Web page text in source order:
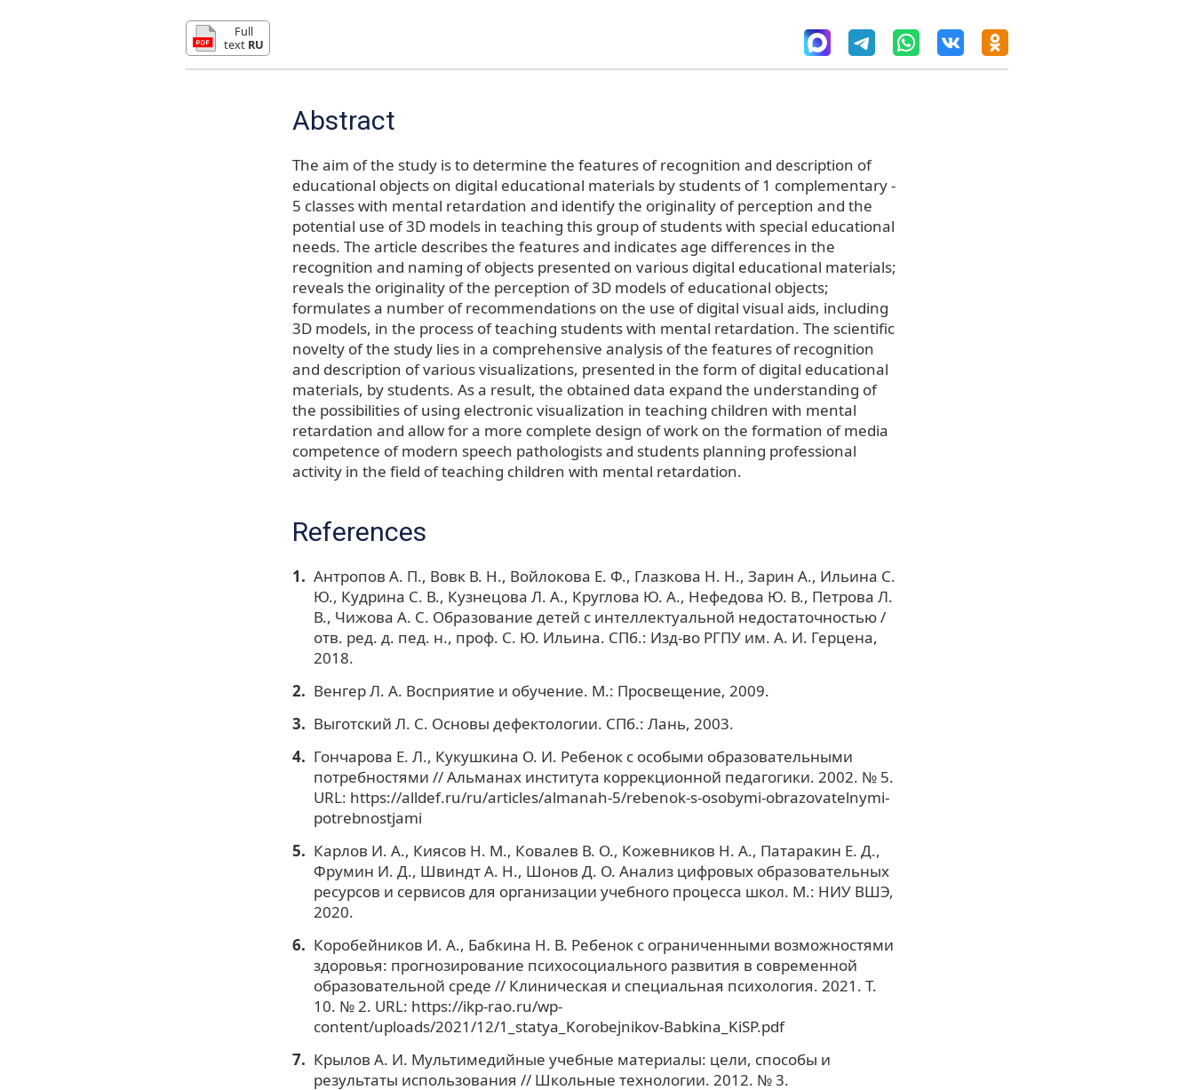
Full
text RU
Abstract
The aim of the study is to determine the features of recognition and description of
educational objects on digital educational materials by students of 1 complementary -
5 classes with mental retardation and identify the originality of perception and the
potential use of 3D models in teaching this group of students with special educational
needs. The article describes the features and indicates age differences in the
recognition and naming of objects presented on various digital educational materials;
reveals the originality of the perception of 3D models of educational objects;
formulates a number of recommendations on the use of digital visual aids, including
3D models, in the process of teaching students with mental retardation. The scientific
novelty of the study lies in a comprehensive analysis of the features of recognition
and description of various visualizations, presented in the form of digital educational
materials, by students. As a result, the obtained data expand the understanding of
the possibilities of using electronic visualization in teaching children with mental
retardation and allow for a more complete design of work on the formation of media
competence of modern speech pathologists and students planning professional
activity in the field of teaching children with mental retardation.
References
Антропов А. П., Вовк В. Н., Войлокова Е. Ф., Глазкова Н. Н., Зарин А., Ильина С.
Ю., Кудрина С. В., Кузнецова Л. А., Круглова Ю. А., Нефедова Ю. В., Петрова Л.
В., Чижова А. С. Образование детей с интеллектуальной недостаточностью /
отв. ред. д. пед. н., проф. С. Ю. Ильина. СПб.: Изд-во РГПУ им. А. И. Герцена,
2018.
Венгер Л. А. Восприятие и обучение. М.: Просвещение, 2009.
Выготский Л. С. Основы дефектологии. СПб.: Лань, 2003.
Гончарова Е. Л., Кукушкина О. И. Ребенок с особыми образовательными
потребностями // Альманах института коррекционной педагогики. 2002. № 5.
URL: https://alldef.ru/ru/articles/almanah-5/rebenok-s-osobymi-obrazovatelnymi-
potrebnostjami
Карлов И. А., Киясов Н. М., Ковалев В. О., Кожевников Н. А., Патаракин Е. Д.,
Фрумин И. Д., Швиндт А. Н., Шонов Д. О. Анализ цифровых образовательных
ресурсов и сервисов для организации учебного процесса школ. М.: НИУ ВШЭ,
2020.
Коробейников И. А., Бабкина Н. В. Ребенок с ограниченными возможностями
здоровья: прогнозирование психосоциального развития в современной
образовательной среде // Клиническая и специальная психология. 2021. Т.
10. № 2. URL: https://ikp-rao.ru/wp-
content/uploads/2021/12/1_statya_Korobejnikov-Babkina_KiSP.pdf
Крылов А. И. Мультимедийные учебные материалы: цели, способы и
результаты использования // Школьные технологии. 2012. № 3.